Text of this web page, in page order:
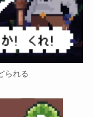
られる